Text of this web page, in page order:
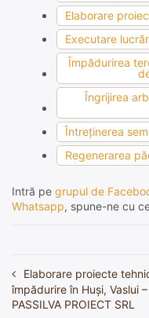
Elaborare
Executare
Împădurirea
Îngrijirea
Întreţinerea
Regenerarea
Intră pe grupul de
Whatsapp, spune-ne cu
Navigare
în
Elaborare proiecte
împădurire în Huși, Vaslui –
PASSILVA PROIECT SRL